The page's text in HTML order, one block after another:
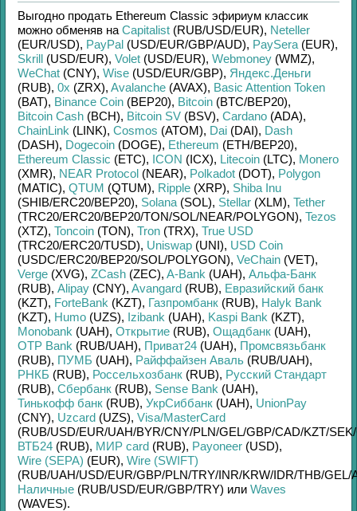
Выгодно продать Ethereum Classic эфириум классик
можно обменяв на Capitalist (RUB/USD/EUR), Neteller
(EUR/USD), PayPal (USD/EUR/GBP/AUD), PaySera (EUR),
Skrill (USD/EUR), Volet (USD/EUR), Webmoney (WMZ),
WeChat (CNY), Wise (USD/EUR/GBP), Яндекс.Деньги
(RUB), 0x (ZRX), Avalanche (AVAX), Basic Attention Token
(BAT), Binance Coin (BEP20), Bitcoin (BTC/BEP20),
Bitcoin Cash (BCH), Bitcoin SV (BSV), Cardano (ADA),
ChainLink (LINK), Cosmos (ATOM), Dai (DAI), Dash
(DASH), Dogecoin (DOGE), Ethereum (ETH/BEP20),
Ethereum Classic (ETC), ICON (ICX), Litecoin (LTC), Monero
(XMR), NEAR Protocol (NEAR), Polkadot (DOT), Polygon
(MATIC), QTUM (QTUM), Ripple (XRP), Shiba Inu
(SHIB/ERC20/BEP20), Solana (SOL), Stellar (XLM), Tether
(TRC20/ERC20/BEP20/TON/SOL/NEAR/POLYGON), Tezos
(XTZ), Toncoin (TON), Tron (TRX), True USD
(TRC20/ERC20/TUSD), Uniswap (UNI), USD Coin
(USDC/ERC20/BEP20/SOL/POLYGON), VeChain (VET),
Verge (XVG), ZCash (ZEC), A-Bank (UAH), Альфа-Банк
(RUB), Alipay (CNY), Avangard (RUB), Евразийский банк
(KZT), ForteBank (KZT), Газпромбанк (RUB), Halyk Bank
(KZT), Humo (UZS), Izibank (UAH), Kaspi Bank (KZT),
Monobank (UAH), Открытие (RUB), Ощадбанк (UAH),
OTP Bank (RUB/UAH), Приват24 (UAH), Промсвязьбанк
(RUB), ПУМБ (UAH), Райффайзен Аваль (RUB/UAH),
РНКБ (RUB), Россельхозбанк (RUB), Русский Стандарт
(RUB), Сбербанк (RUB), Sense Bank (UAH),
Тинькофф банк (RUB), УкрСиббанк (UAH), UnionPay
(CNY), Uzcard (UZS), Visa/MasterCard
(RUB/USD/EUR/UAH/BYR/CNY/PLN/GEL/GBP/CAD/KZT/SEK/
ВТБ24 (RUB), МИР card (RUB), Payoneer (USD),
Wire (SEPA) (EUR), Wire (SWIFT)
(RUB/UAH/USD/EUR/GBP/PLN/TRY/INR/KRW/IDR/THB/GEL/
Наличные (RUB/USD/EUR/GBP/TRY) или Waves
(WAVES).